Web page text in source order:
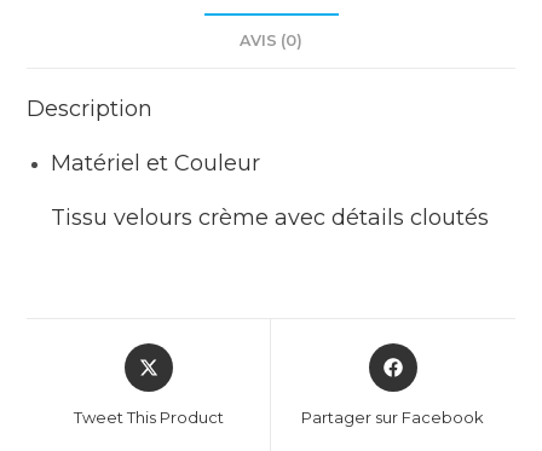
AVIS (0)
Description
Matériel et Couleur
Tissu velours crème avec détails cloutés
Tweet This Product Partager sur Facebook